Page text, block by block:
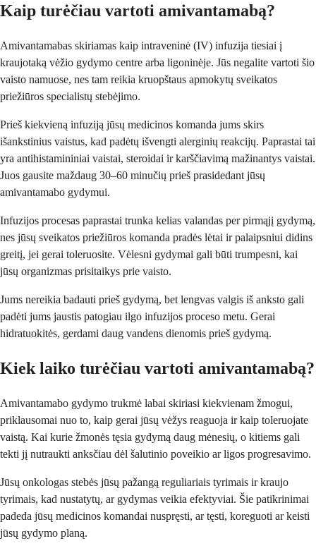
Kaip turėčiau vartoti amivantamabą?
Amivantamabas skiriamas kaip intraveninė (IV) infuzija tiesiai į
kraujotaką vėžio gydymo centre arba ligoninėje. Jūs negalite vartoti šio
vaisto namuose, nes tam reikia kruopštaus apmokytų sveikatos
priežiūros specialistų stebėjimo.
Prieš kiekvieną infuziją jūsų medicinos komanda jums skirs
išankstinius vaistus, kad padėtų išvengti alerginių reakcijų. Paprastai tai
yra antihistamininiai vaistai, steroidai ir karščiavimą mažinantys vaistai.
Juos gausite maždaug 30–60 minučių prieš prasidedant jūsų
amivantamabo gydymui.
Infuzijos procesas paprastai trunka kelias valandas per pirmąjį gydymą,
nes jūsų sveikatos priežiūros komanda pradės lėtai ir palaipsniui didins
greitį, jei gerai toleruosite. Vėlesni gydymai gali būti trumpesni, kai
jūsų organizmas prisitaikys prie vaisto.
Jums nereikia badauti prieš gydymą, bet lengvas valgis iš anksto gali
padėti jums jaustis patogiau ilgo infuzijos proceso metu. Gerai
hidratuokitės, gerdami daug vandens dienomis prieš gydymą.
Kiek laiko turėčiau vartoti amivantamabą?
Amivantamabo gydymo trukmė labai skiriasi kiekvienam žmogui,
priklausomai nuo to, kaip gerai jūsų vėžys reaguoja ir kaip toleruojate
vaistą. Kai kurie žmonės tęsia gydymą daug mėnesių, o kitiems gali
tekti jį nutraukti anksčiau dėl šalutinio poveikio ar ligos progresavimo.
Jūsų onkologas stebės jūsų pažangą reguliariais tyrimais ir kraujo
tyrimais, kad nustatytų, ar gydymas veikia efektyviai. Šie patikrinimai
padeda jūsų medicinos komandai nuspręsti, ar tęsti, koreguoti ar keisti
jūsų gydymo planą.